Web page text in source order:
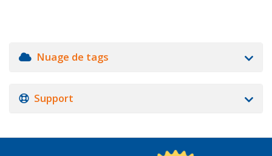
Nuage de tags
Support